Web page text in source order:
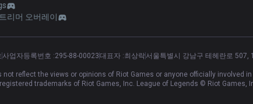
리머 오버레이
사업자등록번호 :295-88-00023대표자 :최상락서울특별시 강남구 테헤란로 507,
not reflect the views or opinions of Riot Games or anyone officially involved
trademarks of Riot Games, Inc. League of Legends © Riot Games,